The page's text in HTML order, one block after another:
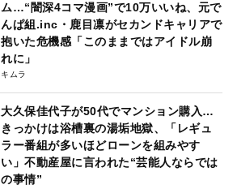
ム…“闇深4コマ漫画”で10万いいね、元で
んぱ組.inc・鹿目凛がセカンドキャリアで
抱いた危機感「このままではアイドル崩
れに」
キムラ
大久保佳代子が50代でマンション購入…
きっかけは浴槽裏の湯垢地獄、「レギュ
ラー番組が多いほどローンを組みやす
い」不動産屋に言われた“芸能人ならでは
の事情”